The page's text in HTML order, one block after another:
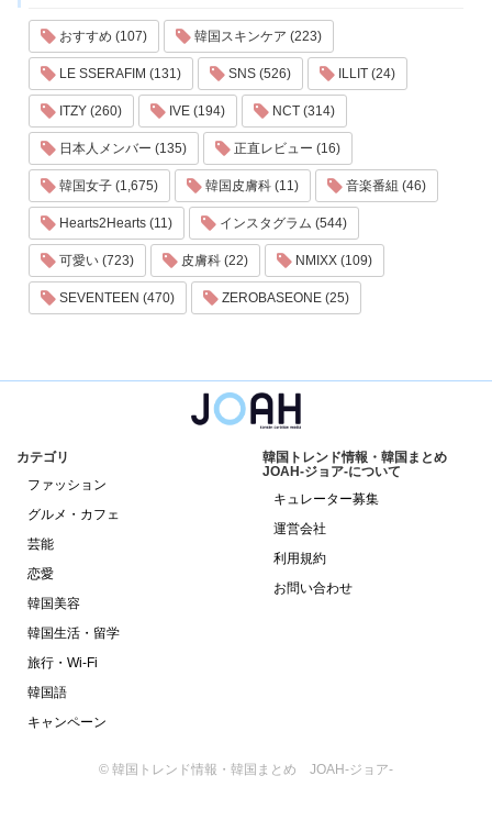
おすすめ (107) 韓国スキンケア (223)
LE SSERAFIM (131) SNS (526) ILLIT (24)
ITZY (260) IVE (194) NCT (314)
日本人メンバー (135) 正直レビュー (16)
韓国女子 (1,675) 韓国皮膚科 (11) 音楽番組 (46)
Hearts2Hearts (11) インスタグラム (544)
可愛い (723) 皮膚科 (22) NMIXX (109)
SEVENTEEN (470) ZEROBASEONE (25)
カテゴリ
ファッション
グルメ・カフェ
芸能
恋愛
韓国美容
韓国生活・留学
旅行・Wi-Fi
韓国語
キャンペーン
韓国トレンド情報・韓国まとめ
JOAH-ジョア-について
キュレーター募集
運営会社
利用規約
お問い合わせ
© 韓国トレンド情報・韓国まとめ JOAH-ジョア-